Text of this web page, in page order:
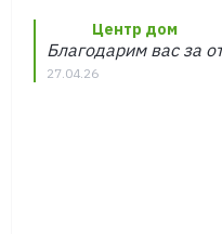
Центр дом
Благодарим вас за
27.04.26